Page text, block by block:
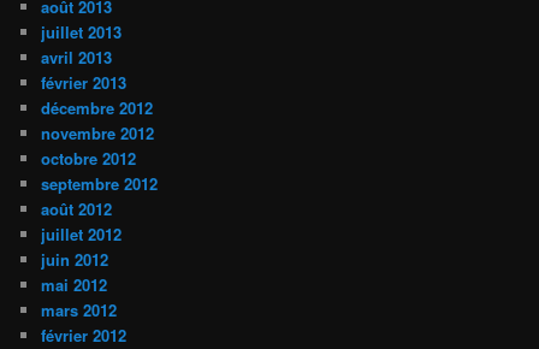
août 2013
juillet 2013
avril 2013
février 2013
décembre 2012
novembre 2012
octobre 2012
septembre 2012
août 2012
juillet 2012
juin 2012
mai 2012
mars 2012
février 2012